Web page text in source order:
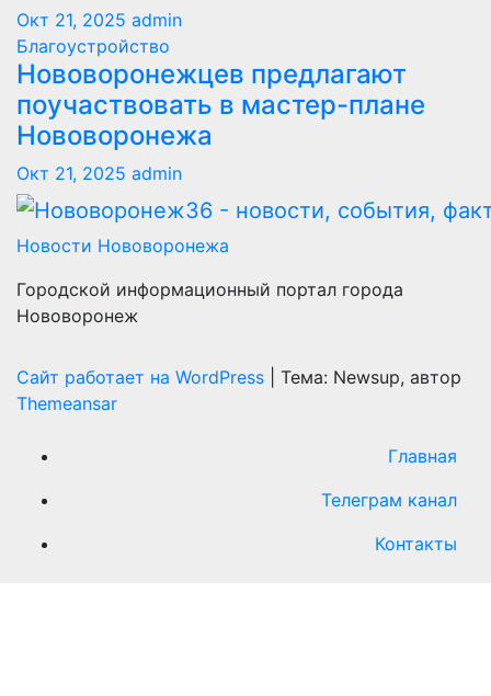
Окт 21, 2025 admin
Благоустройство
Нововоронежцев предлагают
поучаствовать в мастер-плане
Нововоронежа
Окт 21, 2025 admin
Новости Нововоронежа
Городской информационный портал города
Нововоронеж
Сайт работает на WordPress
Тема: Newsup, автор
Themeansar
Главная
Телеграм канал
Контакты